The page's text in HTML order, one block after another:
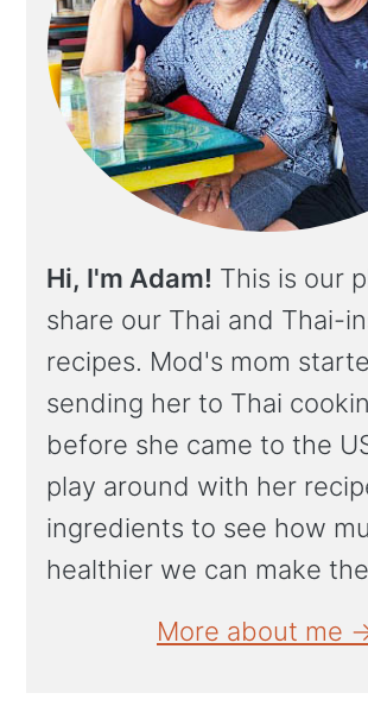
Hi, I'm Adam! This is our
share our Thai and Thai-
recipes. Mod's mom
sending her to Thai
before she came to the
play around with her
ingredients to see how
healthier we can make
More about me